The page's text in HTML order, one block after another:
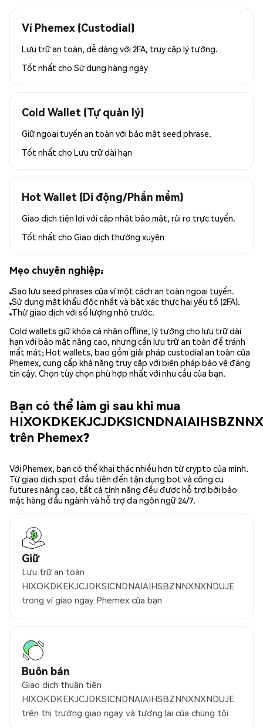
Ví Phemex (Custodial)
Lưu trữ an toàn, dễ dàng với 2FA, truy cập lý tưởng.
Tốt nhất cho Sử dụng hàng ngày
Cold Wallet (Tự quản lý)
Giữ ngoại tuyến an toàn với bảo mật seed phrase.
Tốt nhất cho Lưu trữ dài hạn
Hot Wallet (Di động/Phần mềm)
Giao dịch tiện lợi với cập nhật bảo mật, rủi ro trực tuyến.
Tốt nhất cho Giao dịch thường xuyên
Mẹo chuyên nghiệp:
Sao lưu seed phrases của ví một cách an toàn ngoại tuyến.
Sử dụng mật khẩu độc nhất và bật xác thực hai yếu tố (2FA).
Thử giao dịch với số lượng nhỏ trước.
Cold wallets giữ khóa cá nhân offline, lý tưởng cho lưu trữ dài
hạn với bảo mật nâng cao, nhưng cần lưu trữ an toàn để tránh
mất mát; Hot wallets, bao gồm giải pháp custodial an toàn của
Phemex, cung cấp khả năng truy cập với biện pháp bảo vệ đáng
tin cậy. Chọn tùy chọn phù hợp nhất với nhu cầu của bạn.
Bạn có thể làm gì sau khi mua
trên Phemex?
Với Phemex, bạn có thể khai thác nhiều hơn từ crypto của mình.
Từ giao dịch spot đầu tiên đến tận dụng bot và công cụ
futures nâng cao, tất cả tính năng đều được hỗ trợ bởi bảo
mật hàng đầu ngành và hỗ trợ đa ngôn ngữ 24/7.
Giữ
Lưu trữ an toàn
HIXOKDKEKJCJDKSICNDNAIAIHSBZNNXNXNDUJE
trong ví giao ngay Phemex của bạn
Buôn bán
Giao dịch thuận tiện
HIXOKDKEKJCJDKSICNDNAIAIHSBZNNXNXNDUJE
trên thị trường giao ngay và tương lai của chúng tôi